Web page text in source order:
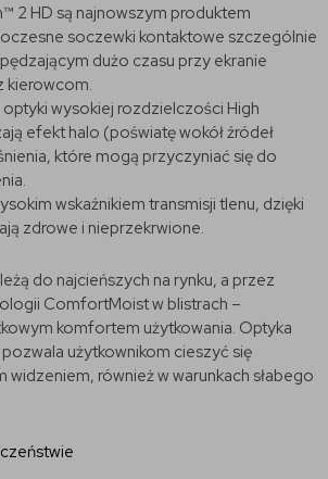
2 HD są najnowszym produktem
soczewki kontaktowe szczególnie
dużo czasu przy ekranie
kierowcom.
wysokiej rozdzielczości High
efekt halo (poświatę wokół źródeł
które mogą przyczyniać się do
wskaźnikiem transmisji tlenu, dzięki
zdrowe i nieprzekrwione.
do najcieńszych na rynku, a przez
ComfortMoist w blistrach –
komfortem użytkowania. Optyka
użytkownikom cieszyć się
widzeniem, również w warunkach słabego